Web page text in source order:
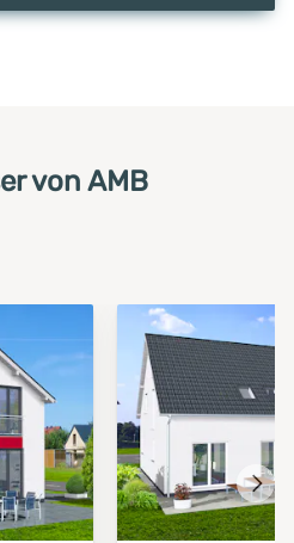
von AMB
Haus